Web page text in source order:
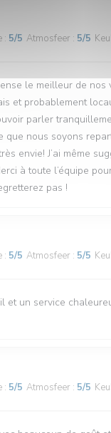
: 5/5 Atmosfeer : 5/5
le meilleur de nos
et probablement
parler
nous soyons
envie! J’ai même
à toute l’équipe
pas !
: 5/5 Atmosfeer : 5/5
un service
: 5/5 Atmosfeer : 5/5